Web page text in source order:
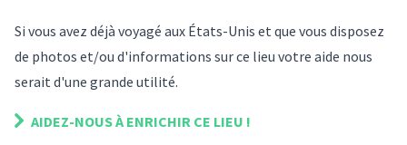
Si vous avez déjà voyagé aux États-Unis et que vous disposez
de photos et/ou d'informations surce lieu votre aide nous
serait d'une grande utilité.
AIDEZ-NOUS À ENRICHIR CE LIEU !